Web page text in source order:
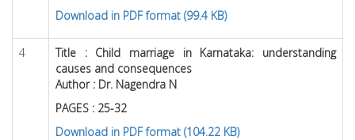
Download in PDF format (99.4 KB)
4 Title : Child marriage in Karnataka: understanding
causes and consequences
Author : Dr. Nagendra N
PAGES : 25-32
Download in PDF format (104.22 KB)